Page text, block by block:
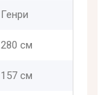
Генри
280 см
157 см